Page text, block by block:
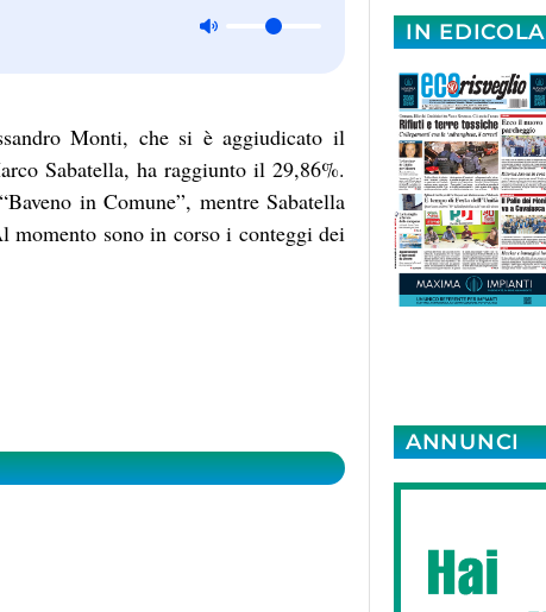
Monti, che si è aggiudicato il
Sabatella, ha raggiunto il 29,86%.
in Comune”, mentre Sabatella
momento sono in corso i conteggi dei
IN EDICOLA
ANNUNCI